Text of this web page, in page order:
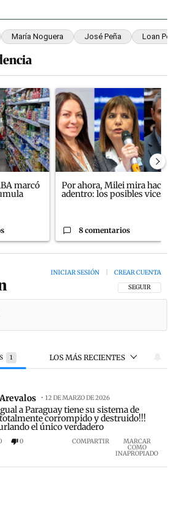
María Noguera José Peña Loan
artículos con más comentarios en los
con el título "La inflación en CABA
marcó
Un artículo de tendencia con
Por ahora, Milei mira hacia
adentro: los posibles vices...
8 comentarios
SIGA ESTA
SEGUIR
INICIAR SESIÓN CREAR CUENTA
1 LOS MÁS RECIENTES
12 DE MARZO DE 2026
a Paraguay tiene su sistema de
corrompido y destruido!!!
el único verdadero
0 COMPARTIR MARCAR
COMO
INAPROPIADO